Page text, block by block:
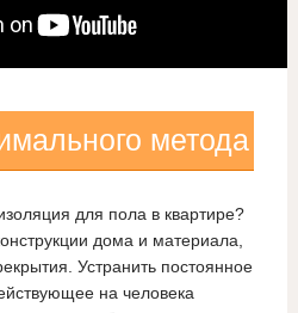
метода
для пола в квартире?
дома и материала,
Устранить постоянное
на человека